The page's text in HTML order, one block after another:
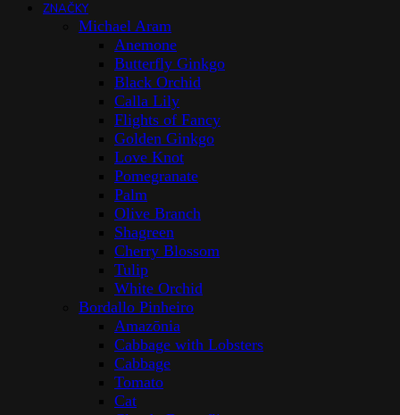
ZNAČKY
Michael Aram
Anemone
Butterfly Ginkgo
Black Orchid
Calla Lily
Flights of Fancy
Golden Ginkgo
Love Knot
Pomegranate
Palm
Olive Branch
Shagreen
Cherry Blossom
Tulip
White Orchid
Bordallo Pinheiro
Amazōnia
Cabbage with Lobsters
Cabbage
Tomato
Cat